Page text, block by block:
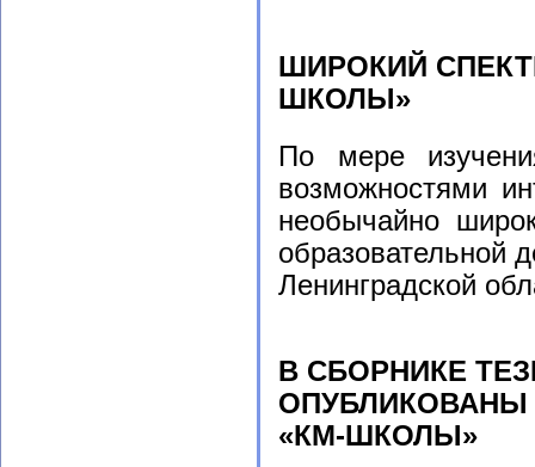
ШИРОКИЙ
ШКОЛЫ»
По мере
возможностями
необычайно
образовательной
Ленинградской
В СБОРНИКЕ
ОПУБЛИКОВАНЫ
«КМ-ШКОЛЫ»